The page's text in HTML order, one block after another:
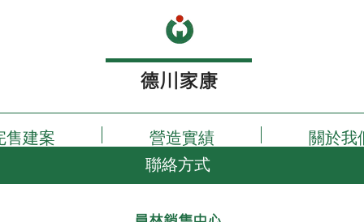
​德川家康
售建案 營造實績 關於我
聯絡方式